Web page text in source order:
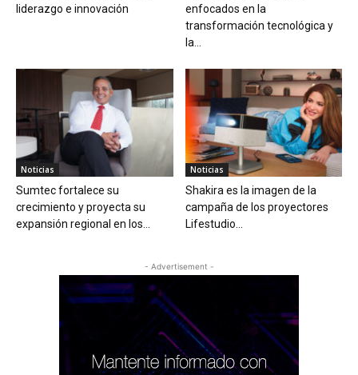
liderazgo e innovación
enfocados en la
transformación tecnológica y
la...
Noticias
Sumtec fortalece su
crecimiento y proyecta su
expansión regional en los...
Noticias
Shakira es la imagen de la
campaña de los proyectores
Lifestudio...
- Advertisement -